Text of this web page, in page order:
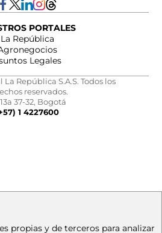
PORTALES
La República
Legales
República S.A.S. Todos los
reservados.
37-32, Bogotá
1 4227600
propias y de terceros para analizar